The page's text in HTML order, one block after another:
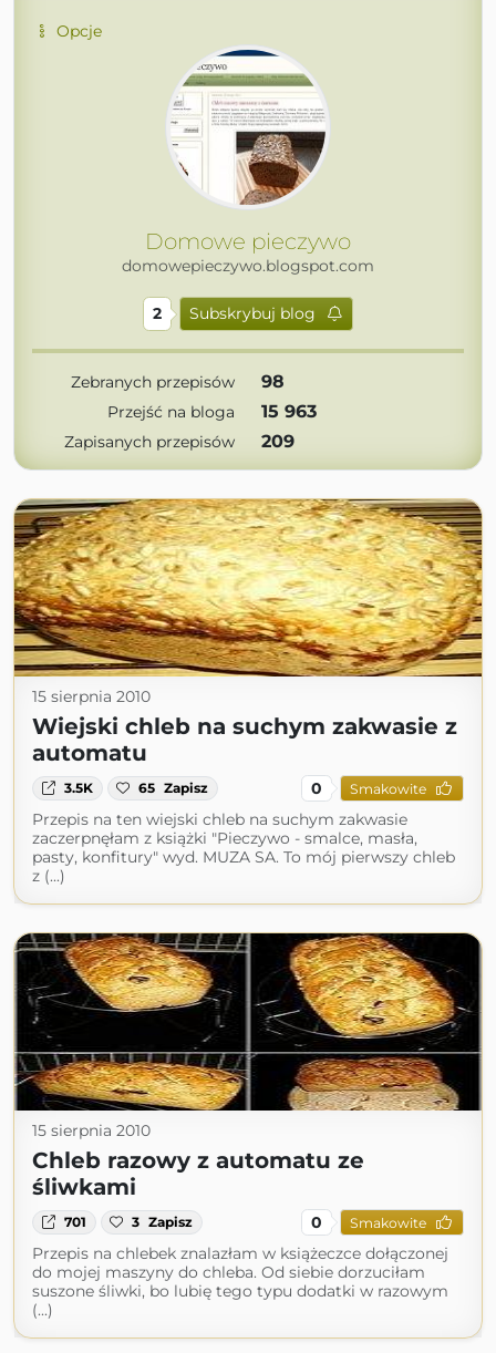
Opcje
Domowe pieczywo
domowepieczywo.blogspot.com
2 Subskrybuj blog
Zebranych przepisów 98
Przejść na bloga 15 963
Zapisanych przepisów 209
15 sierpnia 2010
Wiejski chleb na suchym zakwasie z
automatu
3.5K 65 Zapisz 0 Smakowite
Przepis na ten wiejski chleb na suchym zakwasie
zaczerpnęłam z książki "Pieczywo - smalce, masła,
pasty, konfitury" wyd. MUZA SA. To mój pierwszy chleb
z (...)
15 sierpnia 2010
Chleb razowy z automatu ze
śliwkami
701 3 Zapisz 0 Smakowite
Przepis na chlebek znalazłam w książeczce dołączonej
do mojej maszyny do chleba. Od siebie dorzuciłam
suszone śliwki, bo lubię tego typu dodatki w razowym
(...)